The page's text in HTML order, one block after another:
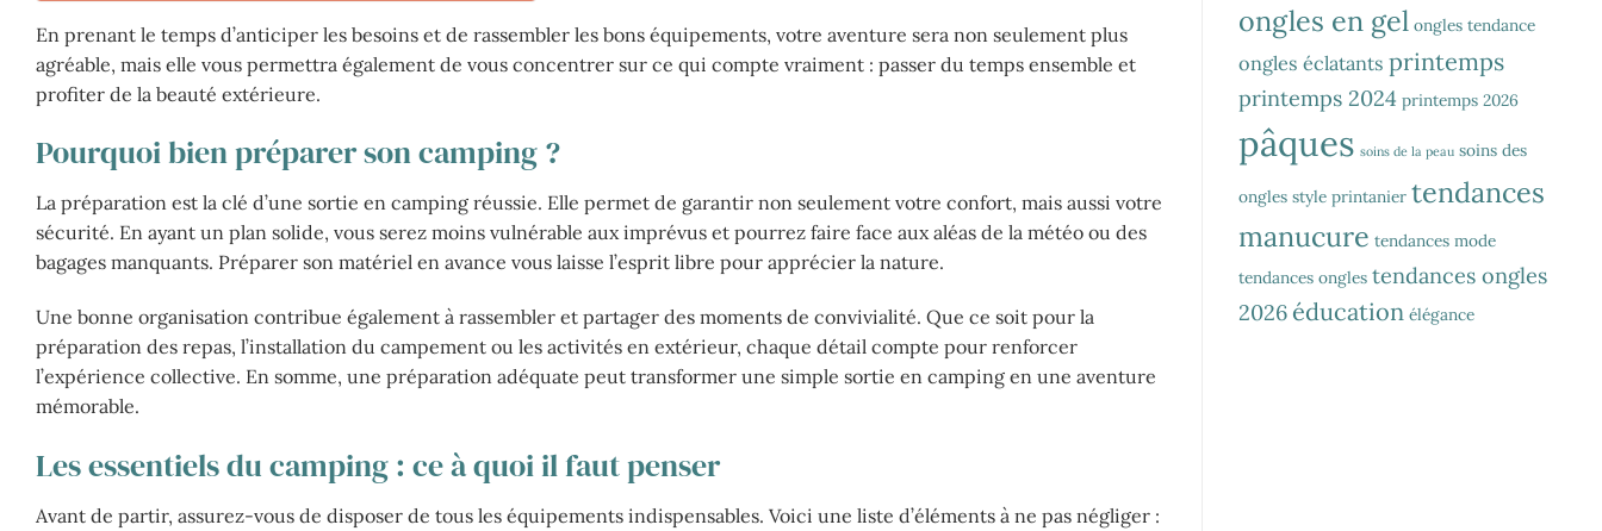
En prenant le temps d’anticiper les besoins et de rassembler les bons équipements, votre aventure sera non seulement plus
agréable, mais elle vous permettra également de vous concentrer sur ce qui compte vraiment : passer du temps ensemble et
profiter de la beauté extérieure.
Pourquoi bien préparer son camping ?
La préparation est la clé d’une sortie en camping réussie. Elle permet de garantir non seulement votre confort, mais aussi votre
sécurité. En ayant un plan solide, vous serez moins vulnérable aux imprévus et pourrez faire face aux aléas de la météo ou des
bagages manquants. Préparer son matériel en avance vous laisse l’esprit libre pour apprécier la nature.
Une bonne organisation contribue également à rassembler et partager des moments de convivialité. Que ce soit pour la
préparation des repas, l’installation du campement ou les activités en extérieur, chaque détail compte pour renforcer
l’expérience collective. En somme, une préparation adéquate peut transformer une simple sortie en camping en une aventure
mémorable.
Les essentiels du camping : ce à quoi il faut penser
Avant de partir, assurez-vous de disposer de tous les équipements indispensables. Voici une liste d’éléments à ne pas négliger :
ongles en gel ongles tendance
ongles éclatants printemps
printemps 2024 printemps 2026
pâques soins de la peau soins des
ongles style printanier tendances
manucure tendances mode
tendances ongles tendances ongles
2026 éducation élégance